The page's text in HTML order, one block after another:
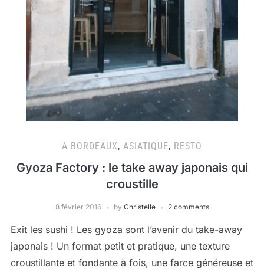
A BORDEAUX, ASIATIQUE, RESTO
Gyoza Factory : le take away japonais qui
croustille
8 février 2016 by Christelle 2 comments
Exit les sushi ! Les gyoza sont l’avenir du take-away
japonais ! Un format petit et pratique, une texture
croustillante et fondante à fois, une farce généreuse et